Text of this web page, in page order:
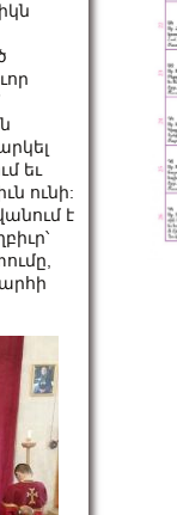
եւ
ունի:
է